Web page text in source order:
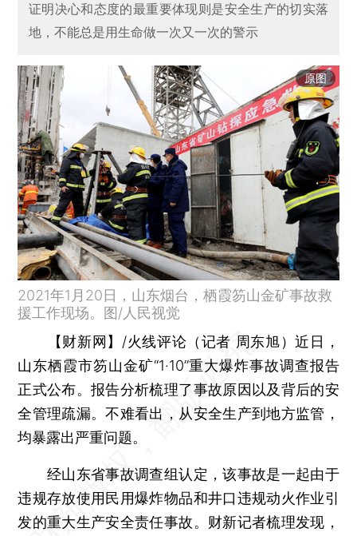
证明决心和态度的最重要体现则是安全生产的切实落
地，不能总是用生命做一次又一次的警示
原图
2021年1月20日，山东烟台，栖霞笏山金矿事故救
援工作现场。图/人民视觉
【财新网】 /火线评论 （记者 周东旭）近日，
山东栖霞市笏山金矿“1·10”重大爆炸事故调查报告
正式公布。报告分析梳理了事故原因以及背后的安
全管理疏漏。不难看出，从安全生产到地方监管，
均暴露出严重问题。
经山东省事故调查组认定，该事故是一起由于
违规存放使用民用爆炸物品和井口违规动火作业引
发的重大生产安全责任事故。财新记者梳理发现，